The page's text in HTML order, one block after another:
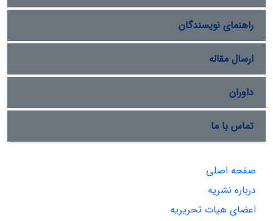
راهنمای نویسندگان
ارسال مقاله
داوران
تماس با ما
صفحه اصلی
درباره نشریه
اعضای هیات تحریریه